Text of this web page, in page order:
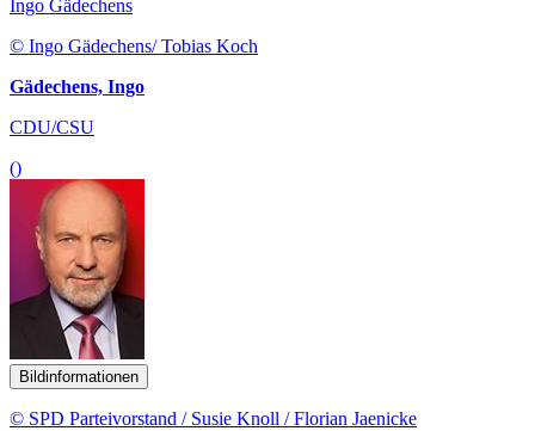
Ingo Gädechens
© Ingo Gädechens/ Tobias Koch
Gädechens, Ingo
CDU/CSU
()
Bildinformationen
© SPD Parteivorstand / Susie Knoll / Florian Jaenicke